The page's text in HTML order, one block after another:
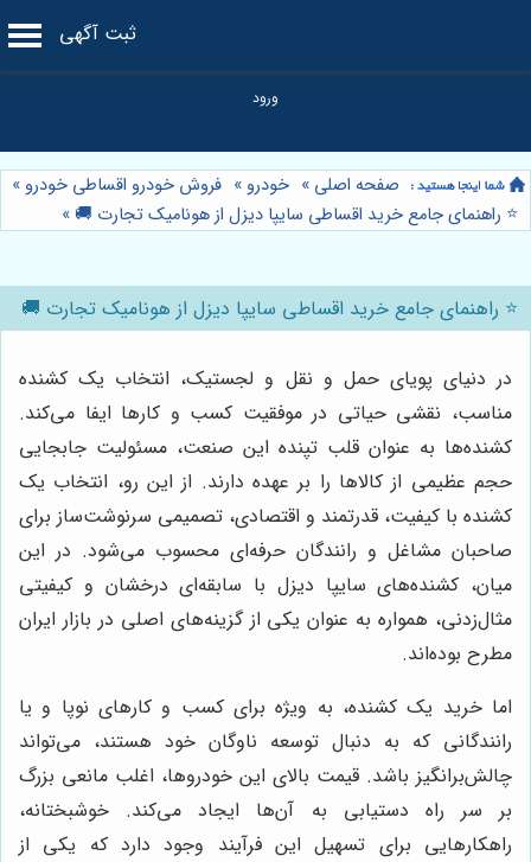
ثبت آگهی
صفحه اصلی » خودرو » فروش خودرو اقساطی خودرو »
⭐️ راهنمای جامع خرید اقساطی سایپا دیزل از هونامیک تجارت 🚚 »
⭐️ راهنمای جامع خرید اقساطی سایپا دیزل از هونامیک تجارت 🚚
در دنیای پویای حمل و نقل و لجستیک، انتخاب یک کشنده
مناسب، نقشی حیاتی در موفقیت کسب و کارها ایفا می‌کند.
کشنده‌ها به عنوان قلب تپنده این صنعت، مسئولیت جابجایی
حجم عظیمی از کالاها را بر عهده دارند. از این رو، انتخاب یک
کشنده با کیفیت، قدرتمند و اقتصادی، تصمیمی سرنوشت‌ساز برای
صاحبان مشاغل و رانندگان حرفه‌ای محسوب می‌شود. در این
میان، کشنده‌های سایپا دیزل با سابقه‌ای درخشان و کیفیتی
مثال‌زدنی، همواره به عنوان یکی از گزینه‌های اصلی در بازار ایران
مطرح بوده‌اند.
اما خرید یک کشنده، به ویژه برای کسب و کارهای نوپا و یا
رانندگانی که به دنبال توسعه ناوگان خود هستند، می‌تواند
چالش‌برانگیز باشد. قیمت بالای این خودروها، اغلب مانعی بزرگ
بر سر راه دستیابی به آن‌ها ایجاد می‌کند. خوشبختانه،
راهکارهایی برای تسهیل این فرآیند وجود دارد که یکی از